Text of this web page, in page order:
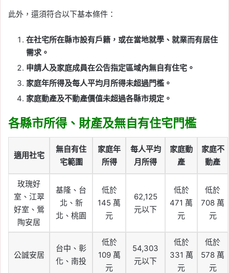
此外，還須符合以下基本條件：
在社宅所在縣市設有戶籍，或在當地就學、就業而有居住
需求。
申請人及家庭成員在公告指定區域內無自有住宅。
家庭年所得及每人平均月所得未超過門檻。
家庭動產及不動產價值未超過各縣市規定。
各縣市所得、財產及無自有住宅門檻
適用社宅
無自有住
宅範圍
家庭年
所得
每人平均
月所得
家庭動
產
家庭不
動產
玫瑰好
室、江翠
好室、鶯
陶安居
基隆、台
北、新
北、桃園
低於
145 萬
元
62,125
元以下
低於
471 萬
元
低於
708 萬
元
公誠安居
台中、彰
化、南投
低於
109 萬
元
54,303
元以下
低於
331 萬
元
低於
578 萬
元